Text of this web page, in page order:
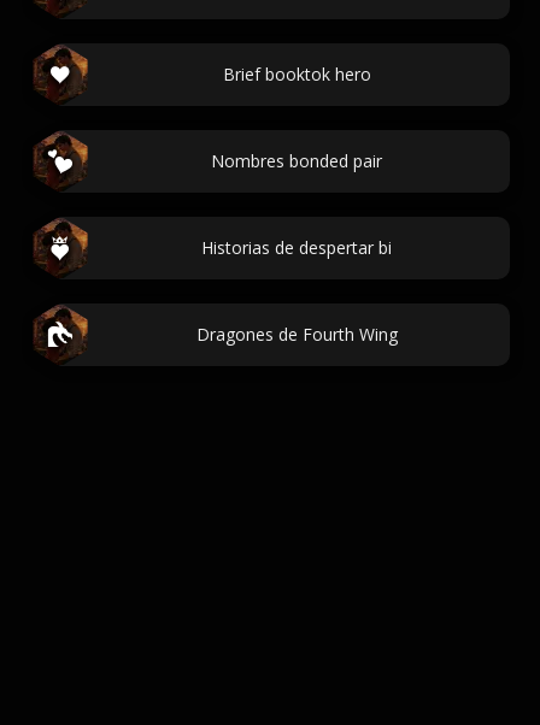
Brief booktok hero
Nombres bonded pair
Historias de despertar bi
Dragones de Fourth Wing